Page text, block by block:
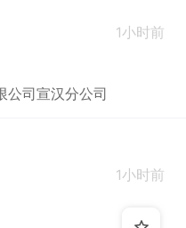
1小时前
公司宣汉分公司
1小时前